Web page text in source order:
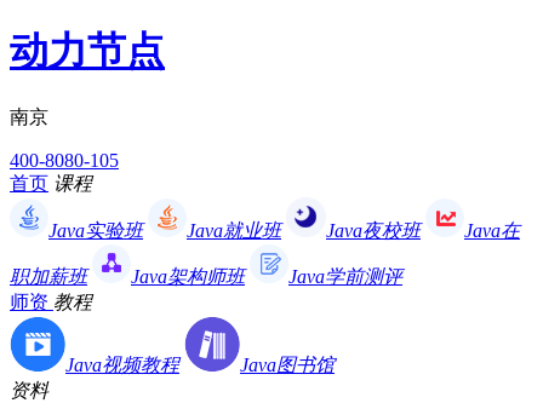
动力节点
南京
400-8080-105
首页 课程
Java实验班 Java就业班 Java夜校班 Java在
职加薪班 Java架构师班
Java学前测评
师资 教程
Java视频教程
Java图书馆
资料